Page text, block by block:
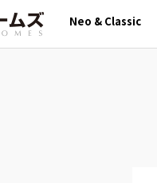
Neo & Classic